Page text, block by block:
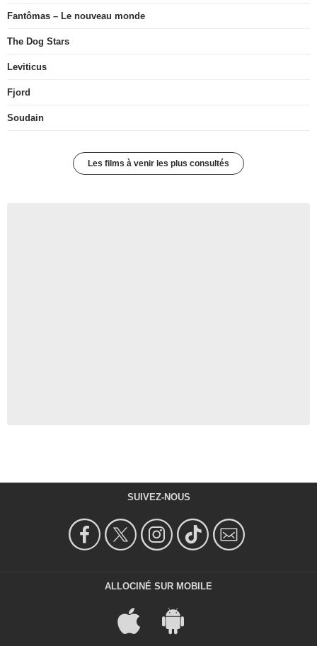
Fantômas – Le nouveau monde
The Dog Stars
Leviticus
Fjord
Soudain
Les films à venir les plus consultés
SUIVEZ-NOUS
ALLOCINÉ SUR MOBILE